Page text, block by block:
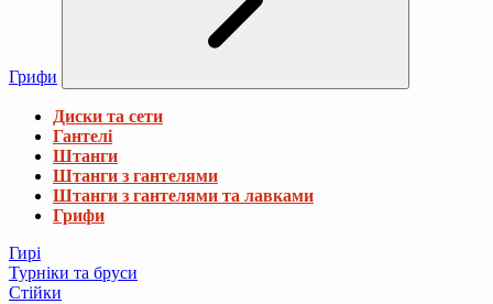
Грифи
Диски та сети
Гантелі
Штанги
Штанги з гантелями
Штанги з гантелями та лавками
Грифи
Гирі
Турніки та бруси
Стійки